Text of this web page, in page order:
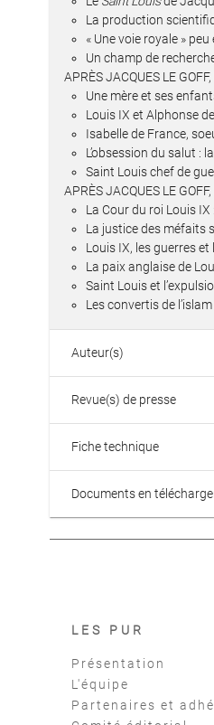
La production
« Une voie royale »
Un champ de
APRÈS JACQUES LE
Une mère et ses
Louis IX et Alphonse
Isabelle de France,
L’obsession du salut :
Saint Louis chef de
APRÈS JACQUES LE
La Cour du roi Louis
La justice des méfaits
Louis IX, les guerres
La paix anglaise de
Saint Louis et
Les convertis de
Auteur(s)
Revue(s) de presse
Fiche technique
Documents en
LES PUR
Présentation
L'équipe
Partenaires et